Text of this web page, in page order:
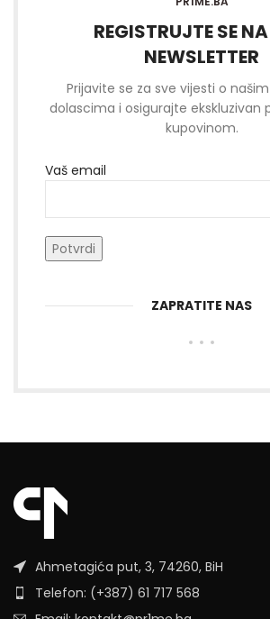
REGISTRUJTE SE
NEWSLETTER
Prijavite se za sve vijesti o
dolascima i osigurajte ekskluzivan
kupovinom.
Vaš email
ZAPRATITE NAS
Ahmetagića put, 3, 74260, BiH
Telefon: (+387) 61 717 568